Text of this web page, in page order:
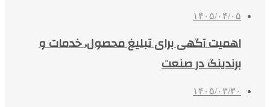
۱۴۰۵/۰۴/۰۵
اهمیت آگهی برای تبلیغ محصول، خدمات و
برندینگ در صنعت
۱۴۰۵/۰۳/۳۰